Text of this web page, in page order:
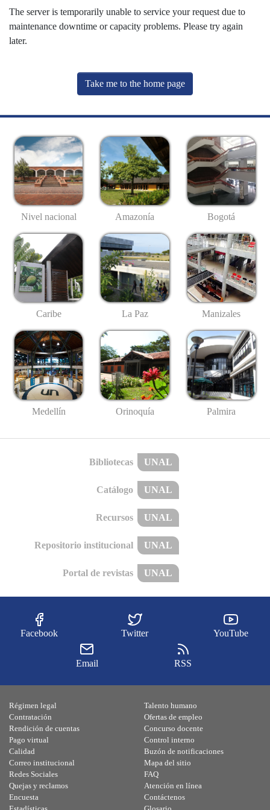
The server is temporarily unable to service your request due to
maintenance downtime or capacity problems. Please try again
later.
Take me to the home page
Nivel nacional Amazonía Bogotá
Caribe La Paz Manizales
Medellín Orinoquía Palmira
Bibliotecas UNAL
Catálogo UNAL
Recursos UNAL
Repositorio institucional UNAL
Portal de revistas UNAL
Facebook Twitter YouTube
Email RSS
Régimen legal
Contratación
Rendición de cuentas
Pago virtual
Calidad
Talento humano
Ofertas de empleo
Concurso docente
Control interno
Buzón de notificaciones
Correo institucional
Redes Sociales
Quejas y reclamos
Encuesta
Mapa del sitio
FAQ
Atención en línea
Contáctenos